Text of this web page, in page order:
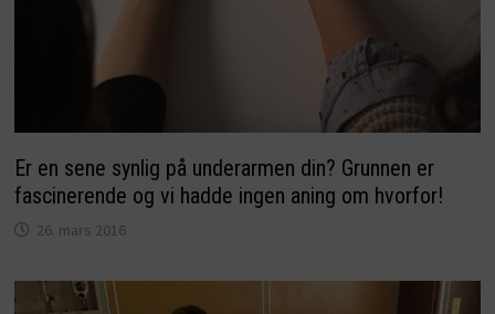
Er en sene synlig på underarmen din? Grunnen er
fascinerende og vi hadde ingen aning om hvorfor!
26. mars 2016